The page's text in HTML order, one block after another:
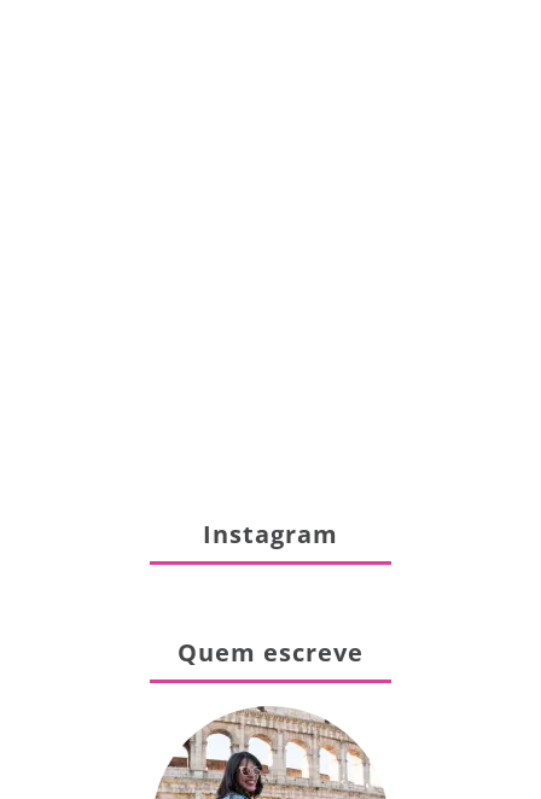
Instagram
Quem escreve